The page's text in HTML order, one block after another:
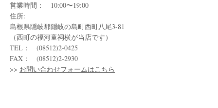
営業時間： 10:00〜19:00
住所:
島根県隠岐郡隠岐の島町西町八尾3-81
（西町の福河童祠横が当店です）
TEL： (08512)2-0425
FAX： (08512)2-2930
>> お問い合わせフォームはこちら